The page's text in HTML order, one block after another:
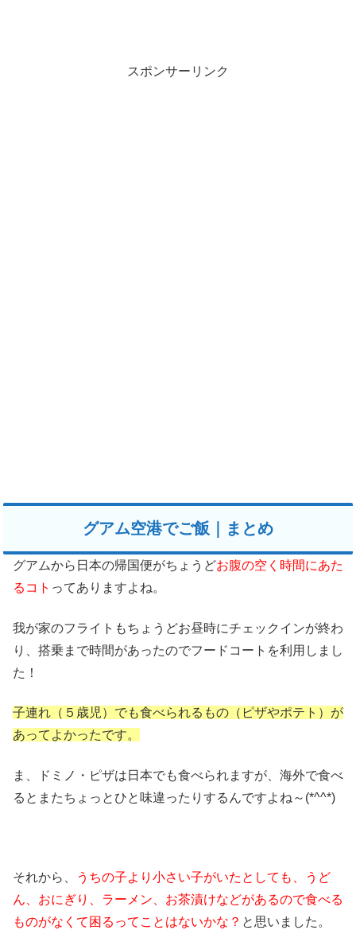
スポンサーリンク
グアム空港でご飯｜まとめ
グアムから日本の帰国便がちょうどお腹の空く時間にあた
るコト ってありますよね。
我が家のフライトもちょうどお昼時にチェックインが終わ
り、搭乗まで時間があったのでフードコートを利用しまし
た！
子連れ（５歳児）でも食べられるもの（ピザやポテト）が
あってよかったです。
ま、ドミノ・ピザは日本でも食べられますが、海外で食べ
るとまたちょっとひと味違ったりするんですよね～(*^^*)
それから、
うちの子より小さい子がいたとしても、うど
ん、おにぎり、ラーメン、お茶漬けなどがあるので食べる
ものがなくて困るってことはないかな？ と思いました。